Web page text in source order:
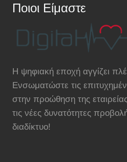
Ποιοι Είμαστε
Η ψηφιακή εποχή αγγίζει
Ενσωματώστε τις
στην προώθηση της
τις νέες δυνατότητες
διαδίκτυο!